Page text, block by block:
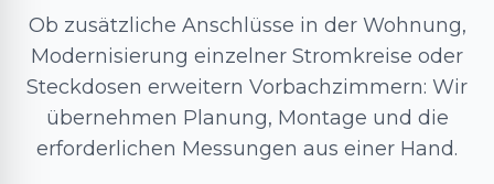
Ob zusätzliche Anschlüsse in der Wohnung,
Modernisierung einzelner Stromkreise oder
Steckdosen erweitern Vorbachzimmern: Wir
übernehmen Planung, Montage und die
erforderlichen Messungen aus einer Hand.